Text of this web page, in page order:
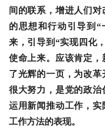
间的联系，增进人们
的思想和行动引导到
来，引导到“实现四化
使命上来。应该肯定
了光辉的一页，为改
很大努力，是党的政
运用新闻推动工作，
工作方法的表现。